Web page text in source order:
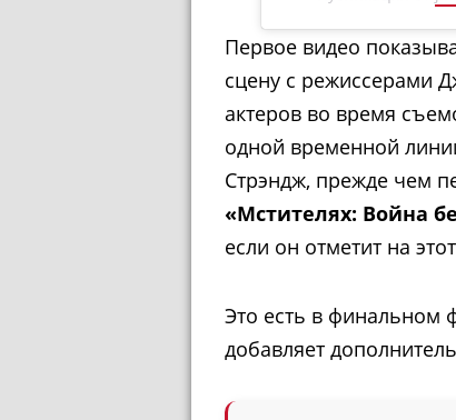
Первое видео
сцену с режиссерами
актеров во время
одной временной
Стрэндж, прежде чем
«Мстителях: Война
если он отметит на
Это есть в финальном
добавляет